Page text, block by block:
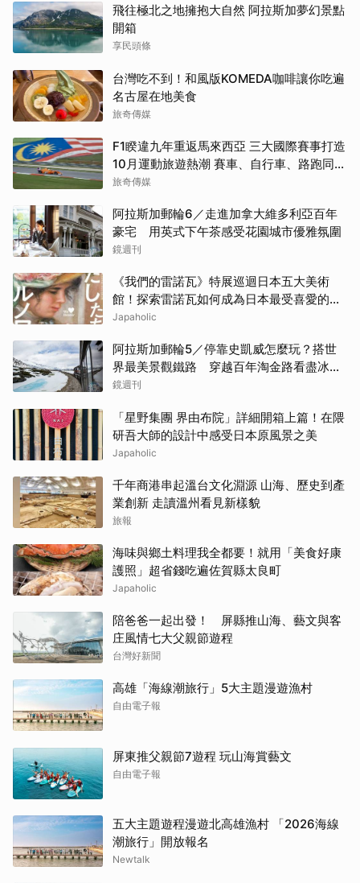
飛往極北之地擁抱大自然 阿拉斯加夢幻景點
開箱
享民頭條
台灣吃不到！和風版KOMEDA咖啡讓你吃遍
名古屋在地美食
旅奇傳媒
F1睽違九年重返馬來西亞 三大國際賽事打造
10月運動旅遊熱潮 賽車、自行車、路跑同週
登場
旅奇傳媒
阿拉斯加郵輪6／走進加拿大維多利亞百年
豪宅 用英式下午茶感受花園城市優雅氛圍
鏡週刊
《我們的雷諾瓦》特展巡迴日本五大美術
館！探索雷諾瓦如何成為日本最受喜愛的印
象派畫家
Japaholic
阿拉斯加郵輪5／停靠史凱威怎麼玩？搭世
界最美景觀鐵路 穿越百年淘金路看盡冰
河、峽谷與雪山
鏡週刊
「星野集團 界由布院」詳細開箱上篇！在隈
研吾大師的設計中感受日本原風景之美
Japaholic
千年商港串起溫台文化淵源 山海、歷史到產
業創新 走讀溫州看見新樣貌
旅報
海味與鄉土料理我全都要！就用「美食好康
護照」超省錢吃遍佐賀縣太良町
Japaholic
陪爸爸一起出發！ 屏縣推山海、藝文與客
庄風情七大父親節遊程
台灣好新聞
高雄「海線潮旅行」5大主題漫遊漁村
自由電子報
屏東推父親節7遊程 玩山海賞藝文
自由電子報
五大主題遊程漫遊北高雄漁村 「2026海線
潮旅行」開放報名
Newtalk